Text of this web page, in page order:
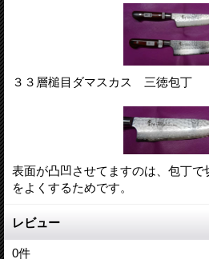
３３層槌目ダマスカス 三徳包丁
表面が凸凹させてますのは、包丁
をよくするためです。
レビュー
0件